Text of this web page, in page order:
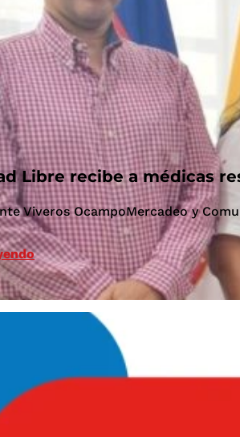
Libre recibe a médicas
Viveros OcampoMercadeo y